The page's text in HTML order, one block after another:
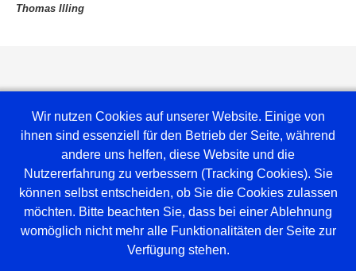
Thomas Illing
Weblinks
Wir nutzen Cookies auf unserer Website. Einige von
ihnen sind essenziell für den Betrieb der Seite, während
andere uns helfen, diese Website und die
Nutzererfahrung zu verbessern (Tracking Cookies). Sie
können selbst entscheiden, ob Sie die Cookies zulassen
möchten. Bitte beachten Sie, dass bei einer Ablehnung
womöglich nicht mehr alle Funktionalitäten der Seite zur
Verfügung stehen.